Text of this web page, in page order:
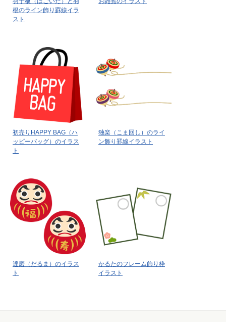
根のライン飾り罫線イラ
スト
初売りHAPPY BAG（ハ
ッピーバッグ）のイラス
ト
独楽（こま回し）のライ
ン飾り罫線イラスト
達磨（だるま）のイラス
ト
かるたのフレーム飾り枠
イラスト